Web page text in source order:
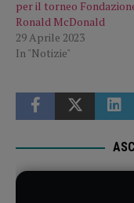
per il torneo
Ronald McDonald
29 Aprile 2023
In "Notizie"